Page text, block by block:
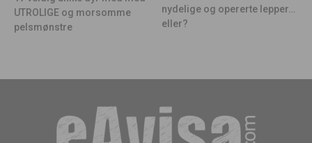
UTROLIGE og morsomme
pelsmønstre
nydelige og opererte lepper…
eller?